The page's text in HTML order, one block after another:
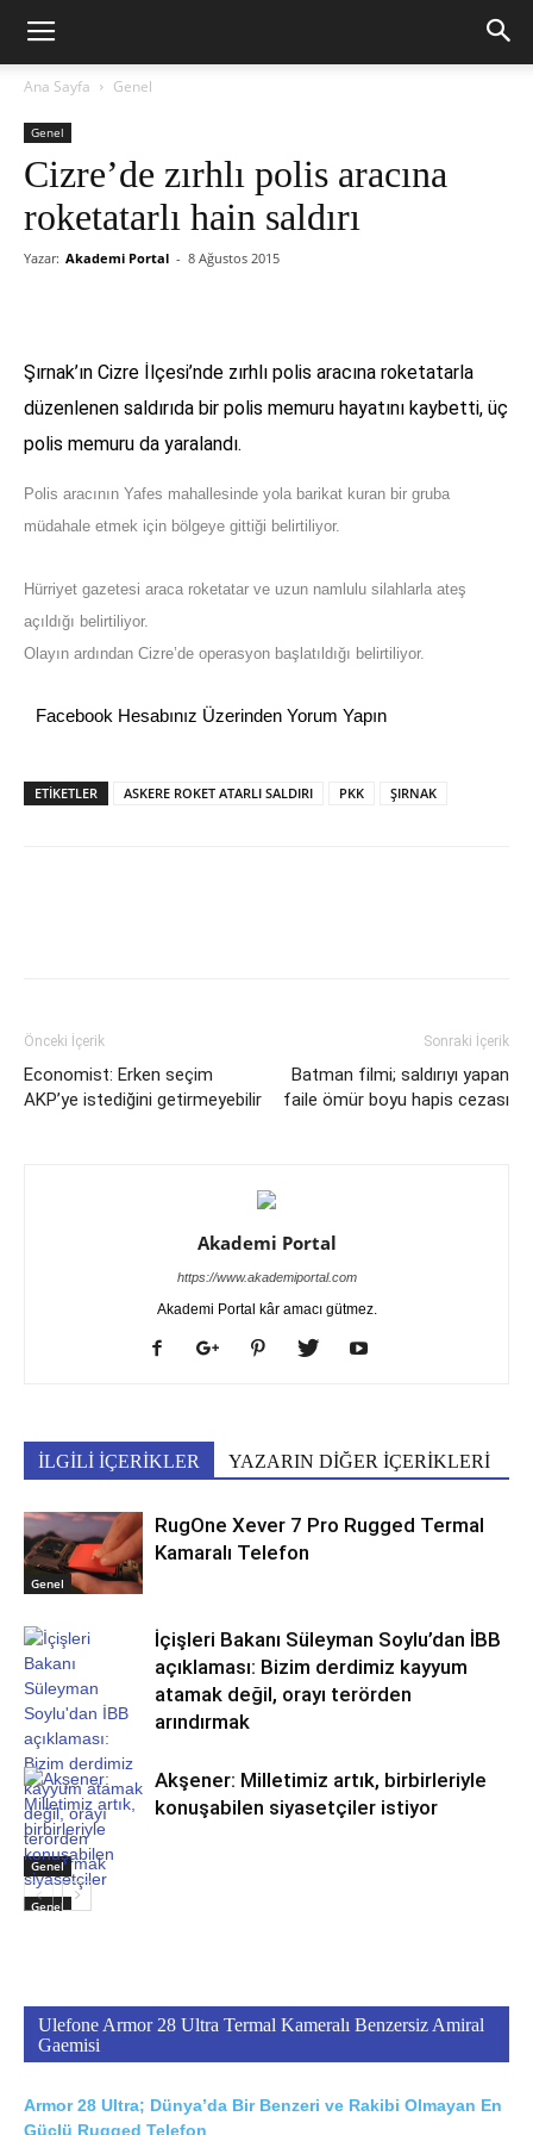
Ana Sayfa Genel
Genel
Cizre’de zırhlı polis aracına
roketatarlı hain saldırı
Yazar: Akademi Portal - 8 Ağustos 2015
Şırnak’ın Cizre İlçesi’nde zırhlı polis aracına roketatarla
düzenlenen saldırıda bir polis memuru hayatını kaybetti, üç
polis memuru da yaralandı.
Polis aracının Yafes mahallesinde yola barikat kuran bir gruba
müdahale etmek için bölgeye gittiği belirtiliyor.
Hürriyet gazetesi araca roketatar ve uzun namlulu silahlarla ateş
açıldığı belirtiliyor.
Olayın ardından Cizre’de operasyon başlatıldığı belirtiliyor.
Facebook Hesabınız Üzerinden Yorum Yapın
ETİKETLER ASKERE ROKET ATARLI SALDIRI PKK ŞIRNAK
Önceki İçerik
Economist: Erken seçim
AKP’ye istediğini getirmeyebilir
Sonraki İçerik
Batman filmi; saldırıyı yapan
faile ömür boyu hapis cezası
Akademi Portal
https://www.akademiportal.com
Akademi Portal kâr amacı gütmez.
İLGİLİ İÇERİKLER YAZARIN DİĞER İÇERİKLERİ
Genel
RugOne Xever 7 Pro Rugged Termal
Kamaralı Telefon
Genel
İçişleri Bakanı Süleyman Soylu’dan İBB
açıklaması: Bizim derdimiz kayyum
atamak değil, orayı terörden
arındırmak
Genel
Akşener: Milletimiz artık, birbirleriyle
konuşabilen siyasetçiler istiyor
Ulefone Armor 28 Ultra Termal Kameralı Benzersiz Amiral
Gaemisi
Armor 28 Ultra; Dünya’da Bir Benzeri ve Rakibi Olmayan En
Güçlü Rugged Telefon